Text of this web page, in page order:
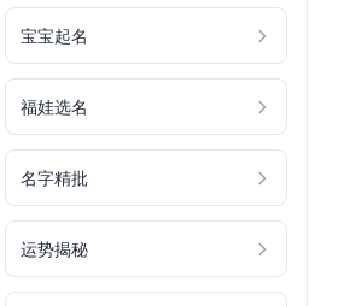
宝宝起名
福娃选名
名字精批
运势揭秘